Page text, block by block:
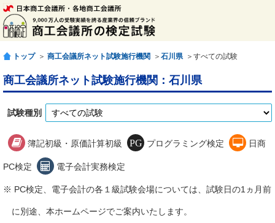
トップ ＞ 商工会議所ネット試験施行機関 ＞ 石川県 ＞すべての試験
商工会議所ネット試験施行機関：石川県
試験種別
簿記初級・原価計算初級 プログラミング検定 日商
PC検定 電子会計実務検定
※ PC検定、電子会計の各１級試験会場については、試験日の1ヵ月前
に別途、本ホームページでご案内いたします。